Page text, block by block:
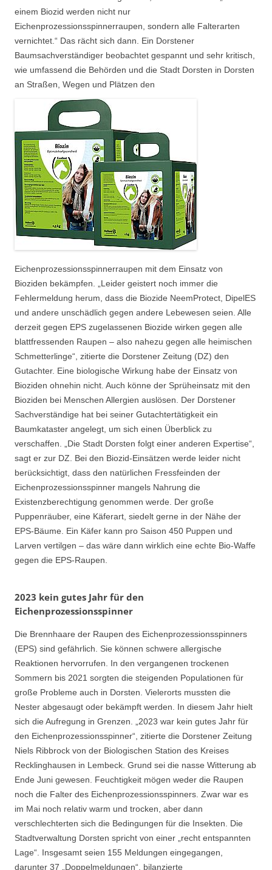
einem Biozid werden nicht nur
Eichenprozessionsspinnerraupen, sondern alle Falterarten
vernichtet.“ Das rächt sich dann. Ein Dorstener
Baumsachverständiger beobachtet gespannt und sehr kritisch,
wie umfassend die Behörden und die Stadt Dorsten in Dorsten
an Straßen, Wegen und Plätzen den
Eichenprozessionsspinnerraupen mit dem Einsatz von
Bioziden bekämpfen. „Leider geistert noch immer die
Fehlermeldung herum, dass die Biozide NeemProtect, DipelES
und andere unschädlich gegen andere Lebewesen seien. Alle
derzeit gegen EPS zugelassenen Biozide wirken gegen alle
blattfressenden Raupen – also nahezu gegen alle heimischen
Schmetterlinge“, zitierte die Dorstener Zeitung (DZ) den
Gutachter. Eine biologische Wirkung habe der Einsatz von
Bioziden ohnehin nicht. Auch könne der Sprüheinsatz mit den
Bioziden bei Menschen Allergien auslösen. Der Dorstener
Sachverständige hat bei seiner Gutachtertätigkeit ein
Baumkataster angelegt, um sich einen Überblick zu
verschaffen. „Die Stadt Dorsten folgt einer anderen Expertise“,
sagt er zur DZ. Bei den Biozid-Einsätzen werde leider nicht
berücksichtigt, dass den natürlichen Fressfeinden der
Eichenprozessionsspinner mangels Nahrung die
Existenzberechtigung genommen werde. Der große
Puppenräuber, eine Käferart, siedelt gerne in der Nähe der
EPS-Bäume. Ein Käfer kann pro Saison 450 Puppen und
Larven vertilgen – das wäre dann wirklich eine echte Bio-Waffe
gegen die EPS-Raupen.
2023 kein gutes Jahr für den
Eichenprozessionsspinner
Die Brennhaare der Raupen des Eichenprozessionsspinners
(EPS) sind gefährlich. Sie können schwere allergische
Reaktionen hervorrufen. In den vergangenen trockenen
Sommern bis 2021 sorgten die steigenden Populationen für
große Probleme auch in Dorsten. Vielerorts mussten die
Nester abgesaugt oder bekämpft werden. In diesem Jahr hielt
sich die Aufregung in Grenzen. „2023 war kein gutes Jahr für
den Eichenprozessionsspinner“, zitierte die Dorstener Zeitung
Niels Ribbrock von der Biologischen Station des Kreises
Recklinghausen in Lembeck. Grund sei die nasse Witterung ab
Ende Juni gewesen. Feuchtigkeit mögen weder die Raupen
noch die Falter des Eichenprozessionsspinners. Zwar war es
im Mai noch relativ warm und trocken, aber dann
verschlechterten sich die Bedingungen für die Insekten. Die
Stadtverwaltung Dorsten spricht von einer „recht entspannten
Lage“. Insgesamt seien 155 Meldungen eingegangen,
darunter 37 „Doppelmeldungen“, bilanzierte